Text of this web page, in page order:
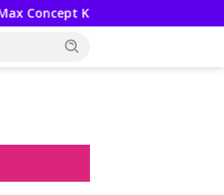
GIIAS 2026, Ini Ubahannya